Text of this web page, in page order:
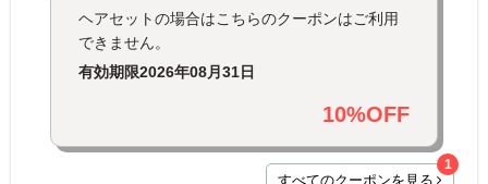
ヘアセットの場合はこちらのクーポンはご利用
できません。
有効期限2026年08月31日
10%OFF
すべてのクーポンを見る
1